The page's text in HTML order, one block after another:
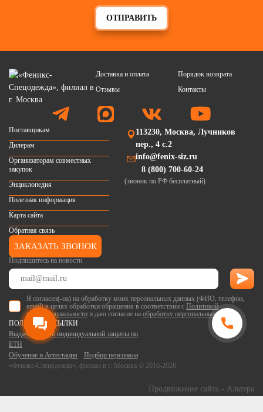
ОТПРАВИТЬ
Доставка и оплата
Порядок возврата
Отзывы
Контакты
Подпишитесь на новости
Я согласен(-на) на обработку моих персональных данных (ФИО, телефон,
email) в целях обработки обращения в соответствии с Политикой
конфиденциальности и даю согласие на обработку персональных данных.
«Феникс-Спецодежда», филиал в г. Москва © 2016-2026
Поставщикам
Дилерам
Организаторам совместных
закупок
Энциклопедия
Полезная информация
Карта сайта
Обратная связь
113230, Москва, Лучников
пер., 4 с.2
info@fenix-siz.ru
8 (800) 700-60-24
(звонок по РФ бесплатный)
ЗАКАЗАТЬ ЗВОНОК
ПОЛЕЗНЫЕ ССЫЛКИ
Выдача средств индивидуальной защиты по
ЕТН
Обучение и Аттестация
Подбор персонала
Продвижение сайта - Альтера